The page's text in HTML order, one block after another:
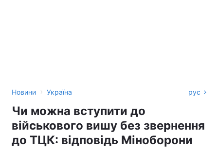
Новини › Україна рус
Чи можна вступити до
військового вишу без звернення
до ТЦК: відповідь Міноборони